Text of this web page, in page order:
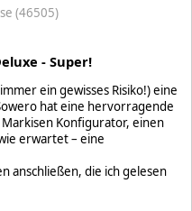
(46505)
- Super!
ein gewisses Risiko!) eine
hat eine hervorragende
Konfigurator, einen
erwartet – eine
anschließen, die ich gelesen